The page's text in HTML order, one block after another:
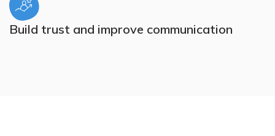
Build trust and improve communication